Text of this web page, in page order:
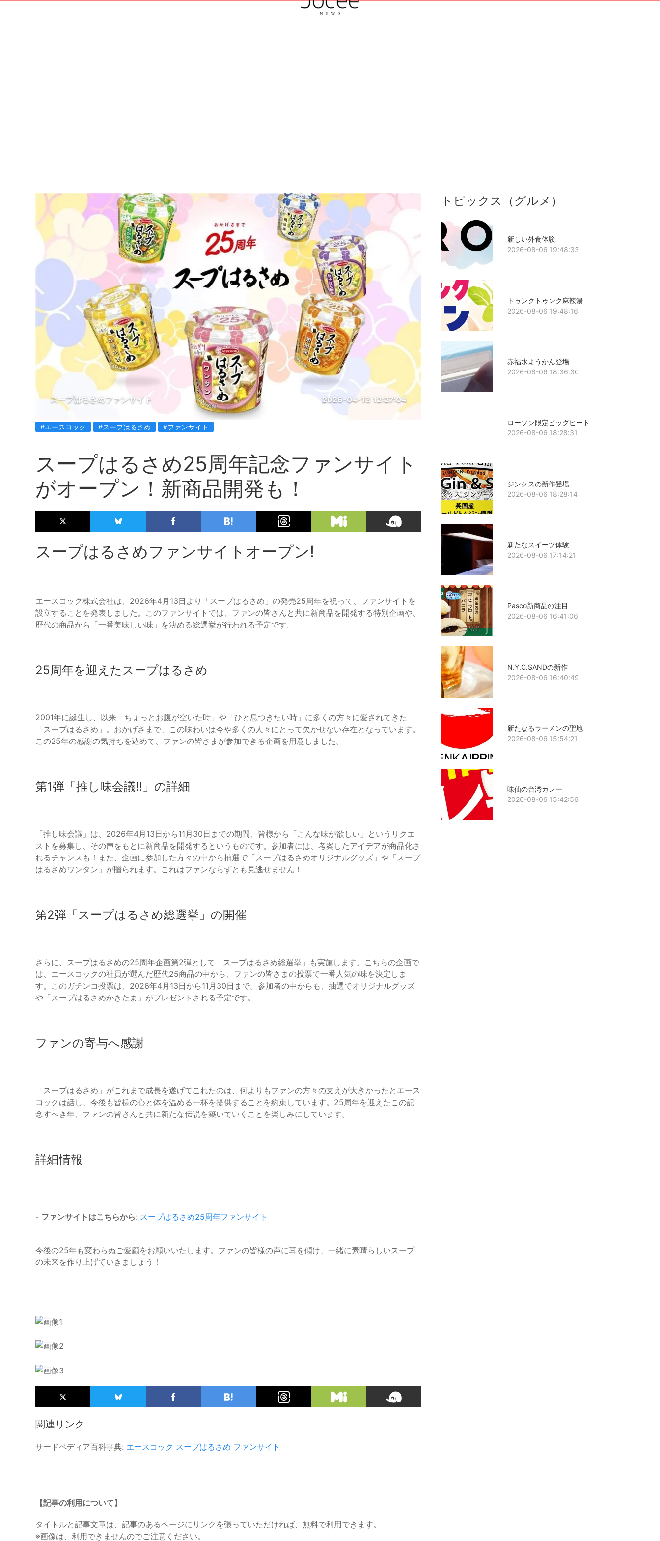
スープはるさめファンサイト 2026-04-13 12:27:04
#エースコック #スープはるさめ #ファンサイト
スープはるさめ25周年記念ファンサイト
がオープン！新商品開発も！
スープはるさめファンサイトオープン!
エースコック株式会社は、2026年4月13日より「スープはるさめ」の発売25周年を祝って、ファンサイトを
設立することを発表しました。このファンサイトでは、ファンの皆さんと共に新商品を開発する特別企画や、
歴代の商品から「一番美味しい味」を決める総選挙が行われる予定です。
25周年を迎えたスープはるさめ
2001年に誕生し、以来「ちょっとお腹が空いた時」や「ひと息つきたい時」に多くの方々に愛されてきた
「スープはるさめ」。おかげさまで、この味わいは今や多くの人々にとって欠かせない存在となっています。
この25年の感謝の気持ちを込めて、ファンの皆さまが参加できる企画を用意しました。
第1弾「推し味会議!!」の詳細
「推し味会議」は、2026年4月13日から11月30日までの期間、皆様から「こんな味が欲しい」というリクエ
ストを募集し、その声をもとに新商品を開発するというものです。参加者には、考案したアイデアが商品化さ
れるチャンスも！また、企画に参加した方々の中から抽選で「スープはるさめオリジナルグッズ」や「スープ
はるさめワンタン」が贈られます。これはファンならずとも見逃せません！
第2弾「スープはるさめ総選挙」の開催
さらに、スープはるさめの25周年企画第2弾として「スープはるさめ総選挙」も実施します。こちらの企画で
は、エースコックの社員が選んだ歴代25商品の中から、ファンの皆さまの投票で一番人気の味を決定しま
す。このガチンコ投票は、2026年4月13日から11月30日まで。参加者の中からも、抽選でオリジナルグッズ
や「スープはるさめかきたま」がプレゼントされる予定です。
ファンの寄与へ感謝
「スープはるさめ」がこれまで成長を遂げてこれたのは、何よりもファンの方々の支えが大きかったとエース
コックは話し、今後も皆様の心と体を温める一杯を提供することを約束しています。25周年を迎えたこの記
念すべき年、ファンの皆さんと共に新たな伝説を築いていくことを楽しみにしています。
詳細情報
- ファンサイトはこちらから: スープはるさめ25周年ファンサイト
今後の25年も変わらぬご愛顧をお願いいたします。ファンの皆様の声に耳を傾け、一緒に素晴らしいスープ
の未来を作り上げていきましょう！
関連リンク
サードペディア百科事典: エースコック スープはるさめ ファンサイト
トピックス（グルメ）
新しい外食体験
2026-08-06 19:48:33
トゥンクトゥンク麻辣湯
2026-08-06 19:48:16
赤福水ようかん登場
2026-08-06 18:36:30
ローソン限定ビッグピート
2026-08-06 18:28:31
ジンクスの新作登場
2026-08-06 18:28:14
新たなスイーツ体験
2026-08-06 17:14:21
Pasco新商品の注目
2026-08-06 16:41:06
N.Y.C.SANDの新作
2026-08-06 16:40:49
新たなるラーメンの聖地
2026-08-06 15:54:21
味仙の台湾カレー
2026-08-06 15:42:56
【記事の利用について】
タイトルと記事文章は、記事のあるページにリンクを張っていただければ、無料で利用できます。
※画像は、利用できませんのでご注意ください。